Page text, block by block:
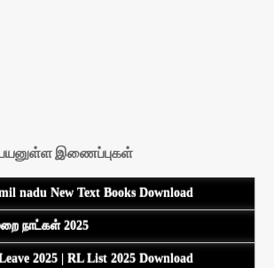
இணைப்புகள்
nadu New Text Books Download
நாட்கள் 2025
2025 | RL List 2025 Download